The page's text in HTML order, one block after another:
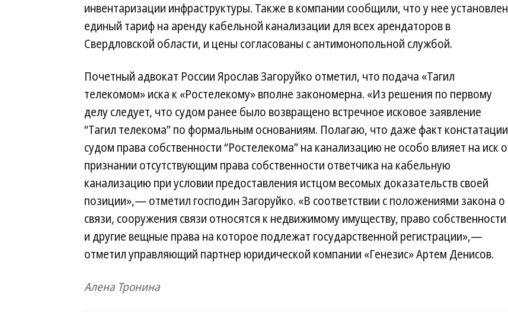
инвентаризации инфраструктуры. Также в компании сообщили, что у нее установлен
единый тариф на аренду кабельной канализации для всех арендаторов в
Свердловской области, и цены согласованы с антимонопольной службой.
Почетный адвокат России Ярослав Загоруйко отметил, что подача «Тагил
телекомом» иска к «Ростелекому» вполне закономерна. «Из решения по первому
делу следует, что судом ранее было возвращено встречное исковое заявление
“Тагил телекома” по формальным основаниям. Полагаю, что даже факт констатации
судом права собственности “Ростелекома” на канализацию не особо влияет на иск о
признании отсутствующим права собственности ответчика на кабельную
канализацию при условии предоставления истцом весомых доказательств своей
позиции»,— отметил господин Загоруйко. «В соответствии с положениями закона о
связи, сооружения связи относятся к недвижимому имуществу, право собственности
и другие вещные права на которое подлежат государственной регистрации»,—
отметил управляющий партнер юридической компании «Генезис» Артем Денисов.
Алена Тронина